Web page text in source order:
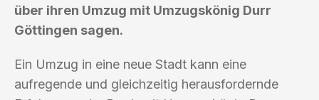
über ihren Umzug mit Umzugskönig Durr
Göttingen sagen.
Ein Umzug in eine neue Stadt kann eine
aufregende und gleichzeitig herausfordernde